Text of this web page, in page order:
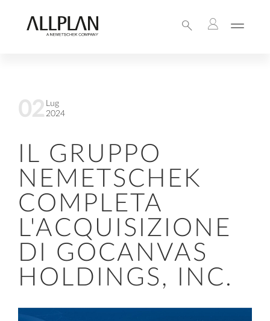
02 Lug
2024
IL GRUPPO
NEMETSCHEK
COMPLETA
L'ACQUISIZIONE
DI GOCANVAS
HOLDINGS, INC.